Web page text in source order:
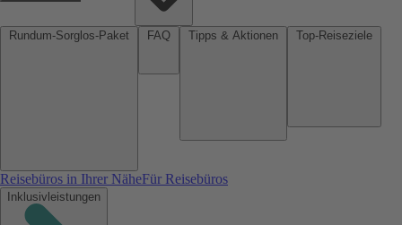
Reisebüros in Ihrer NäheFür Reisebüros
Inklusivleistungen